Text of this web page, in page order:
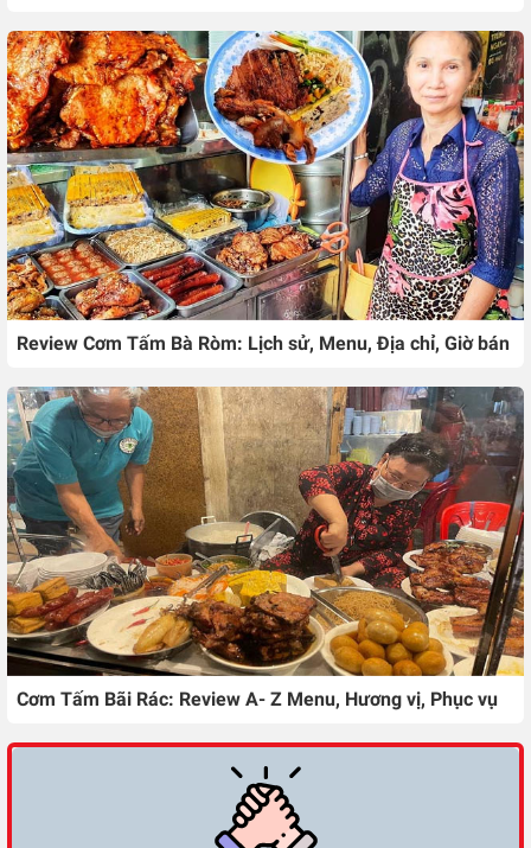
Review Cơm Tấm Bà Ròm: Lịch sử, Menu, Địa chỉ, Giờ bán
Cơm Tấm Bãi Rác: Review A- Z Menu, Hương vị, Phục vụ